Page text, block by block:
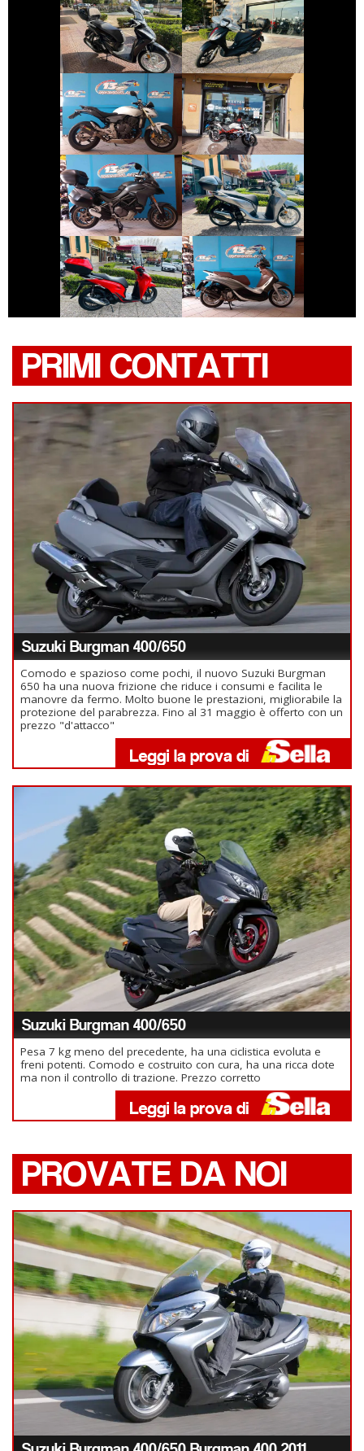
HONDA SH PIAGGIO MEDLEY
HONDA HORNET
€ 3.490 €
BENELLI BN
€ 2.550 €
DUCATI
MULTISTRADA
€ 11.690 €
HONDA SH
€ 3.150 €
HONDA SH
€ 3.490 €
PIAGGIO
BEVERLY
€ 3.590 €
PRIMI CONTATTI
Suzuki Burgman 400/650
Comodo e spazioso come pochi, il nuovo Suzuki Burgman
650 ha una nuova frizione che riduce i consumi e facilita le
manovre da fermo. Molto buone le prestazioni, migliorabile la
protezione del parabrezza. Fino al 31 maggio è offerto con un
prezzo "d'attacco"
Suzuki Burgman 400/650
Pesa 7 kg meno del precedente, ha una ciclistica evoluta e
freni potenti. Comodo e costruito con cura, ha una ricca dote
ma non il controllo di trazione. Prezzo corretto
PROVATE DA NOI